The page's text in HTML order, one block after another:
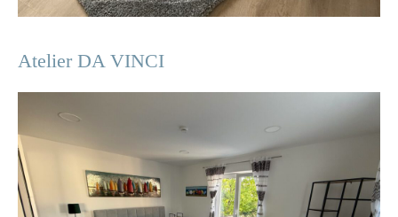
Atelier DA VINCI